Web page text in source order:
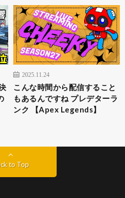
2025.11.24
こんな時間から配信すること
もあるんですね プレデターラ
ンク 【Apex Legends】
to Top